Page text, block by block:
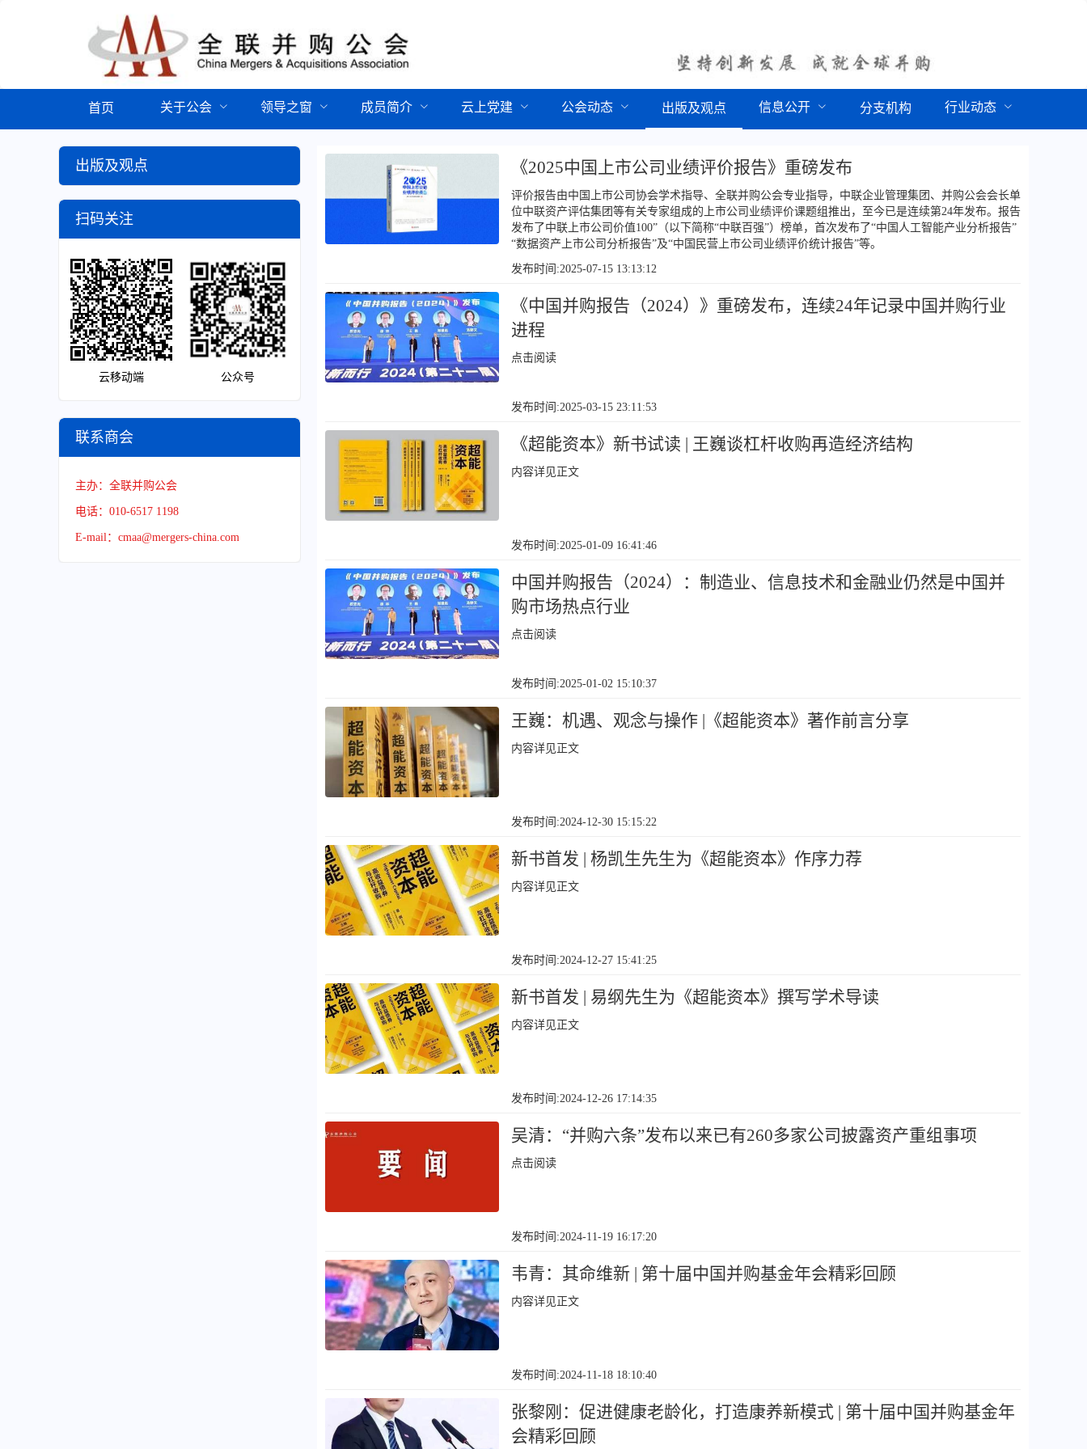
首页 关于公会 领导之窗 成员简介 云上党建 公会动态 出版及观点 信息公开 分支机构 行业动态
出版及观点
扫码关注
云移动端 公众号
联系商会
主办：全联并购公会
电话：010-6517 1198
E-mail：cmaa@mergers-china.com
​《2025中国上市公司业绩评价报告》重磅发布
评价报告由中国上市公司协会学术指导、全联并购公会专业指导，中联企业管理集团、并购公会会长单
位中联资产评估集团等有关专家组成的上市公司业绩评价课题组推出，至今已是连续第24年发布。报告
发布了中联上市公司价值100”（以下简称“中联百强”）榜单，首次发布了“中国人工智能产业分析报告”
“数据资产上市公司分析报告”及“中国民营上市公司业绩评价统计报告”等。
发布时间:2025-07-15 13:13:12
《中国并购报告（2024）》重磅发布，连续24年记录中国并购行业
进程
点击阅读
发布时间:2025-03-15 23:11:53
《超能资本》新书试读 | 王巍谈杠杆收购再造经济结构
内容详见正文
发布时间:2025-01-09 16:41:46
中国并购报告（2024）：制造业、信息技术和金融业仍然是中国并
购市场热点行业
点击阅读
发布时间:2025-01-02 15:10:37
王巍：机遇、观念与操作 |《超能资本》著作前言分享
内容详见正文
发布时间:2024-12-30 15:15:22
新书首发 | 杨凯生先生为《超能资本》作序力荐
内容详见正文
发布时间:2024-12-27 15:41:25
新书首发 | 易纲先生为《超能资本》撰写学术导读
内容详见正文
发布时间:2024-12-26 17:14:35
吴清：“并购六条”发布以来已有260多家公司披露资产重组事项
点击阅读
发布时间:2024-11-19 16:17:20
韦青：其命维新 | 第十届中国并购基金年会精彩回顾
内容详见正文
发布时间:2024-11-18 18:10:40
张黎刚：促进健康老龄化，打造康养新模式 | 第十届中国并购基金年
会精彩回顾